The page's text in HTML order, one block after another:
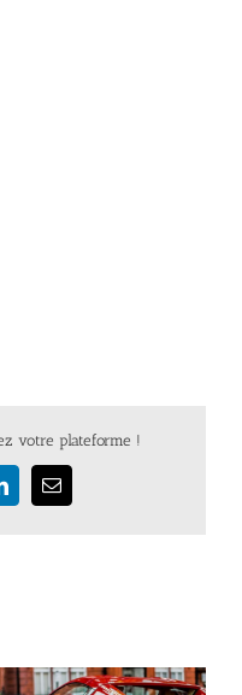
votre plateforme !
Email